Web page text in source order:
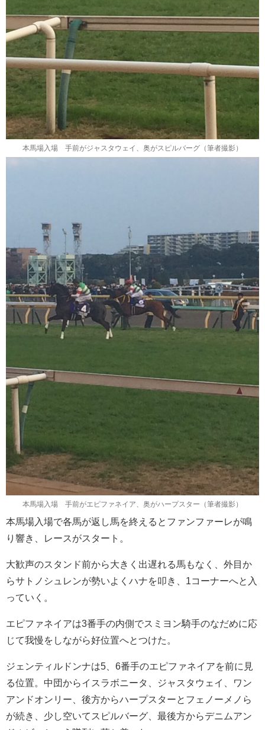
本馬場入場 手前がジャスタウェイ、奥がスピルバーグ（筆者撮影）
本馬場入場 手前がエピファネイア、奥がハープスター（筆者撮影）
本馬場入場で各馬が返し馬を終えるとファンファーレが鳴
り響き、レースがスタート。
大歓声のスタンド前から大きく出遅れる馬もなく、外目か
らサトノシュレンが勢いよくハナを叩き、1コーナーへと入
っていく。
エピファネイアは3番手の内側でスミヨン騎手のなだめに応
じて我慢をしながら好位置へとつけた。
ジェンティルドンナは5、6番手のエピファネイアを前に見
る位置。中団からイスラボニータ、ジャスタウェイ、ワン
アンドオンリー、後方からハープスターとフェノーメノら
が続き、少し空いてスピルバーグ、最後方からデニムアン